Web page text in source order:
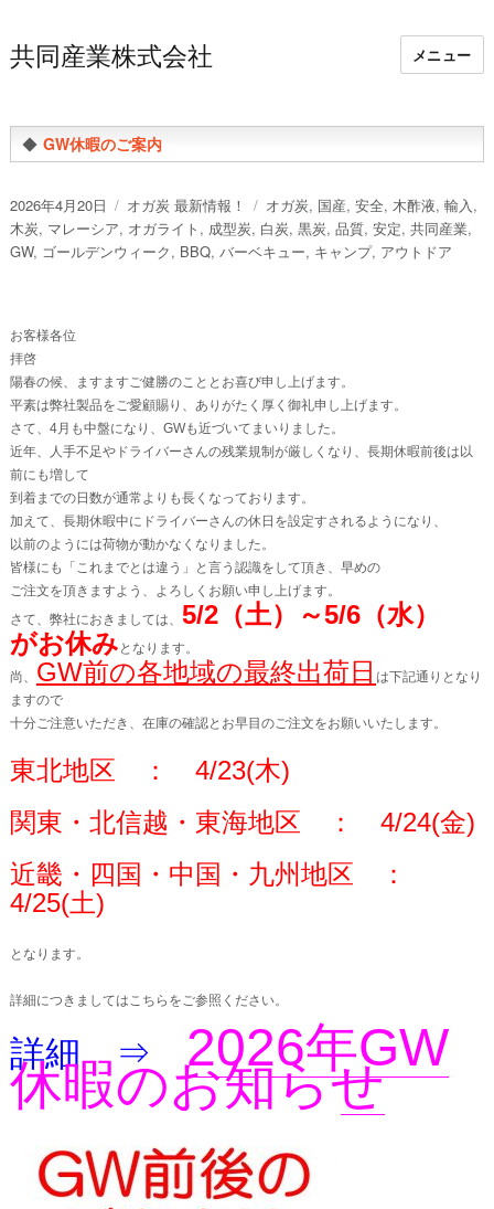
共同産業株式会社 メニュー
◆ GW休暇のご案内
投
稿
日:
2026年4月20日
カ
テ
ゴ
オガ炭 最新情報！
タ
グ
オガ炭, 国産, 安全, 木酢液, 輸入 ,
木炭, マレーシア, オガライト , 成型炭, 白炭, 黒炭, 品質, 安定, 共同産業,
GW, ゴールデンウィーク, BBQ, バーベキュー, キャンプ, アウトドア
お客様各位
拝啓
陽春の候、ますますご健勝のこととお喜び申し上げます。
平素は弊社製品をご愛顧賜り、ありがたく厚く御礼申し上げます。
さて、4月も中盤になり、GWも近づいてまいりました。
近年、人手不足やドライバーさんの残業規制が厳しくなり、長期休暇前後は以
前にも増して
到着までの日数が通常よりも長くなっております。
加えて、長期休暇中にドライバーさんの休日を設定すされるようになり、
以前のようには荷物が動かなくなりました。
皆様にも「これまでとは違う」と言う認識をして頂き、早めの
ご注文を頂きますよう、よろしくお願い申し上げます。
さて、弊社におきましては、 5/2（土）～5/6（水）
がお休み となります。
尚、 GW前の各地域の最終出荷日 は下記通りとなり
ますので
十分ご注意いただき、在庫の確認とお早目のご注文をお願いいたします。
東北地区 ： 4/23(木)
関東・北信越・東海地区 ： 4/24(金)
近畿・四国・中国・九州地区 ：
4/25(土)
となります。
詳細につきましてはこちらをご参照ください。
詳細 ⇒ 2026年GW
休暇のお知らせ